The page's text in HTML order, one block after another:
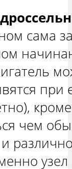
сама
чем